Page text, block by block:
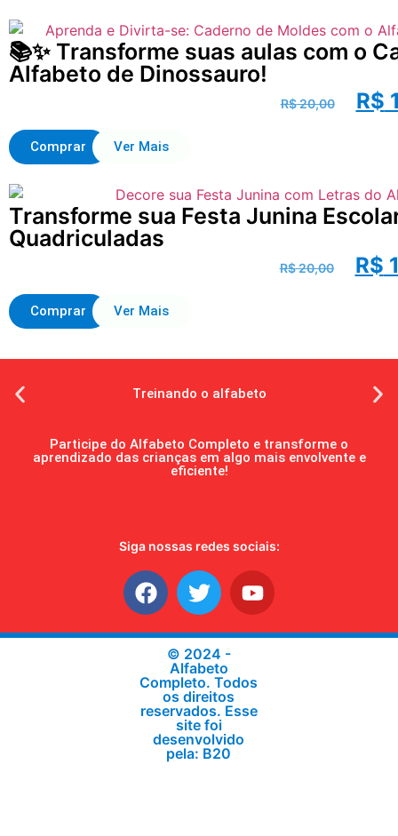
📚✨ Transforme suas aulas com o
Alfabeto de Dinossauro!
R$20,00 R$
Comprar Ver Mais
Transforme sua Festa Junina
Quadriculadas
R$20,00 R$
Comprar Ver Mais
Treinando o alfabeto
Participe do Alfabeto Completo e transforme o
aprendizado das crianças em algo mais envolvente e
eficiente!
Siga nossas redes sociais:
© 2024 -
Alfabeto
Completo. Todos
os direitos
reservados. Esse
site foi
desenvolvido
pela: B20